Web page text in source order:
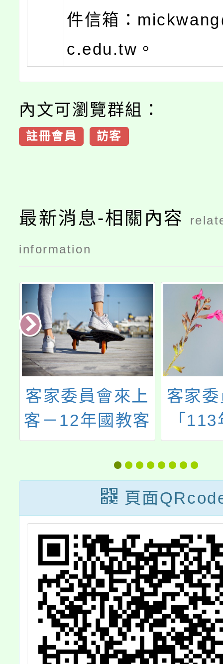
件信箱：
c.edu.tw。
內文可瀏覽群組：
註冊會員 訪客
最新消息-相關內容
information
客家委員會來上
客－12年國教客
語文學習入口網
客家
「
小學
賽-客
頁面